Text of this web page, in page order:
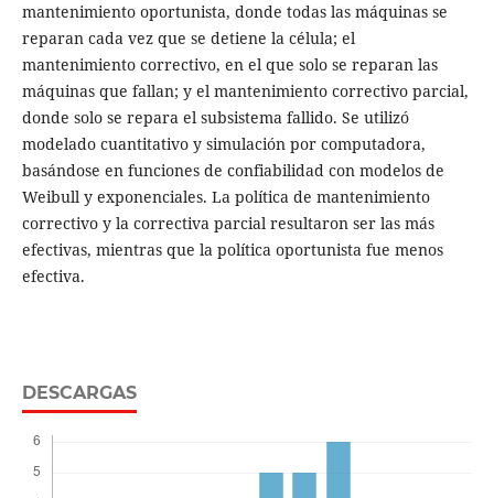
mantenimiento oportunista, donde todas las máquinas se
reparan cada vez que se detiene la célula; el
mantenimiento correctivo, en el que solo se reparan las
máquinas que fallan; y el mantenimiento correctivo parcial,
donde solo se repara el subsistema fallido. Se utilizó
modelado cuantitativo y simulación por computadora,
basándose en funciones de confiabilidad con modelos de
Weibull y exponenciales. La política de mantenimiento
correctivo y la correctiva parcial resultaron ser las más
efectivas, mientras que la política oportunista fue menos
efectiva.
DESCARGAS